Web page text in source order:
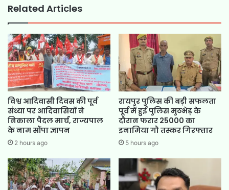
Related Articles
विश्व आदिवासी दिवस की पूर्व
संध्या पर आदिवासियों ने
निकाला पैदल मार्च, राज्यपाल
के नाम सौंपा ज्ञापन
2 hours ago
रायपुर पुलिस की बड़ी सफलता
पूर्व में हुई पुलिस मुठभेड़ के
दौरान फरार 25000 का
इनामिया गौ तस्कर गिरफ्तार
5 hours ago